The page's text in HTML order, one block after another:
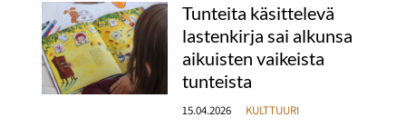
Tunteita käsittelevä
lastenkirja sai alkunsa
aikuisten vaikeista
tunteista
15.04.2026 KULTTUURI